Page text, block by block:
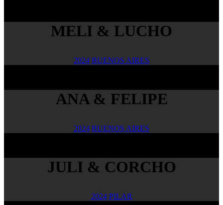
MELI & LUCHO
2024 BUENOS AIRES
ANA & FELIPE
2024 BUENOS AIRES
JULI & CORCHO
2024 PILAR